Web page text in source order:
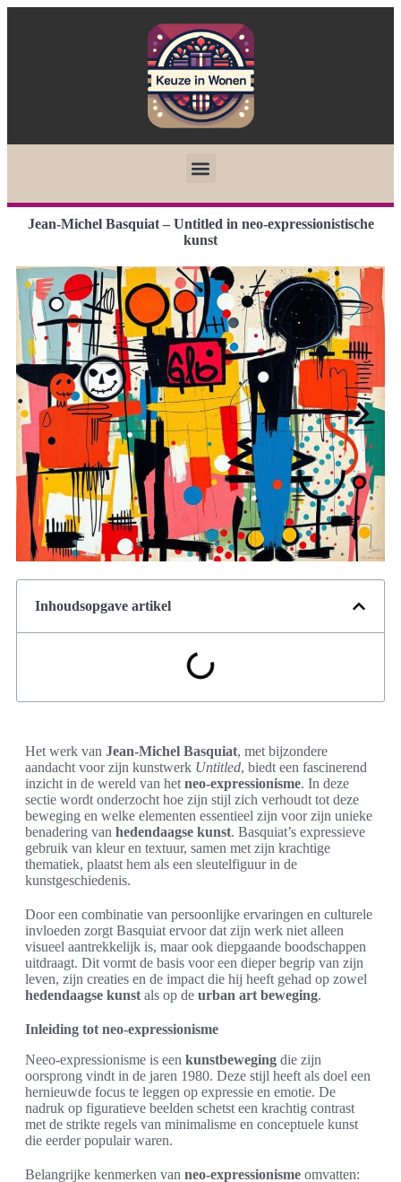
Jean-Michel Basquiat – Untitled in neo-expressionistische
kunst
Inhoudsopgave artikel
Het werk van Jean-Michel Basquiat, met bijzondere
aandacht voor zijn kunstwerk Untitled, biedt een fascinerend
inzicht in de wereld van het neo-expressionisme. In deze
sectie wordt onderzocht hoe zijn stijl zich verhoudt tot deze
beweging en welke elementen essentieel zijn voor zijn unieke
benadering van hedendaagse kunst. Basquiat’s expressieve
gebruik van kleur en textuur, samen met zijn krachtige
thematiek, plaatst hem als een sleutelfiguur in de
kunstgeschiedenis.
Door een combinatie van persoonlijke ervaringen en culturele
invloeden zorgt Basquiat ervoor dat zijn werk niet alleen
visueel aantrekkelijk is, maar ook diepgaande boodschappen
uitdraagt. Dit vormt de basis voor een dieper begrip van zijn
leven, zijn creaties en de impact die hij heeft gehad op zowel
hedendaagse kunst als op de urban art beweging.
Inleiding tot neo-expressionisme
Neeo-expressionisme is een kunstbeweging die zijn
oorsprong vindt in de jaren 1980. Deze stijl heeft als doel een
hernieuwde focus te leggen op expressie en emotie. De
nadruk op figuratieve beelden schetst een krachtig contrast
met de strikte regels van minimalisme en conceptuele kunst
die eerder populair waren.
Belangrijke kenmerken van neo-expressionisme omvatten: